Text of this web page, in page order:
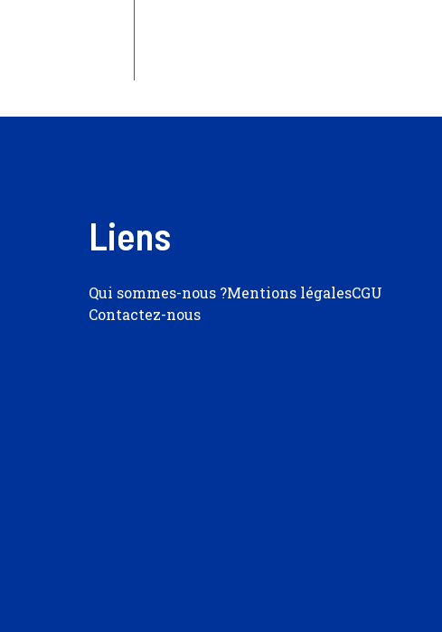
Liens
Qui sommes-nous ?Mentions légalesCGU
Contactez-nous